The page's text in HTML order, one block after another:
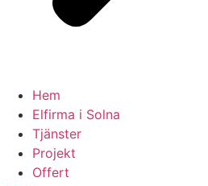
Hem
Elfirma i Solna
Tjänster
Projekt
Offert